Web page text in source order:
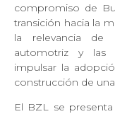
compromiso de
transición hacia la
la relevancia de
automotriz y las
impulsar la
construcción de
El BZL se